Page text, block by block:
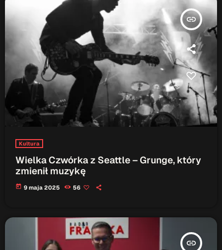
insert_link
Kultura
Wielka Czwórka z Seattle – Grunge, który
zmienił muzykę
today 9 maja 2025 56
insert_link